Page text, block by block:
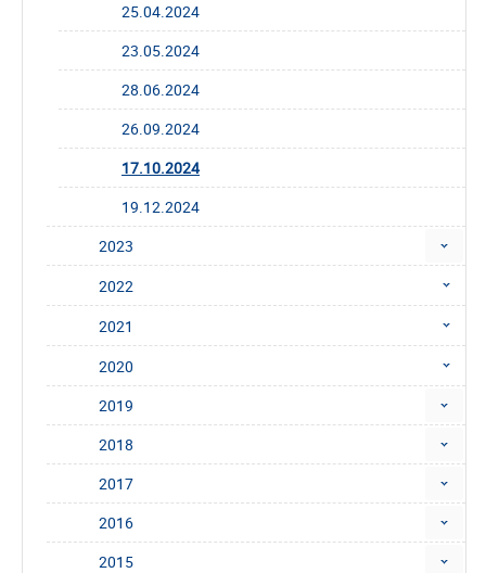
25.04.2024
23.05.2024
28.06.2024
26.09.2024
17.10.2024
19.12.2024
2023
2022
2021
2020
2019
2018
2017
2016
2015